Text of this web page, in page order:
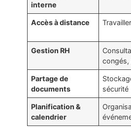
interne
Accès à distance
Gestion RH
congés,
Partage de
documents
sécurité
Planification &
calendrier